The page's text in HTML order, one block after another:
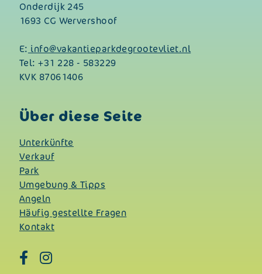
Onderdijk 245
1693 CG Wervershoof
E: info@vakantieparkdegrootevliet.nl
Tel:+31 228 - 583229
KVK 87061406
Über diese Seite
Unterkünfte
Verkauf
Park
Umgebung & Tipps
Angeln
Häufig gestellte Fragen
Kontakt